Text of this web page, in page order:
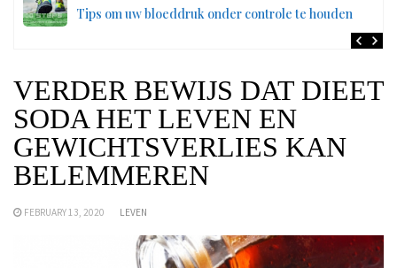
Tips om uw bloeddruk onder controle te houden
VERDER BEWIJS DAT DIEET
SODA HET LEVEN EN
GEWICHTSVERLIES KAN
BELEMMEREN
FEBRUARY 13, 2020 LEVEN